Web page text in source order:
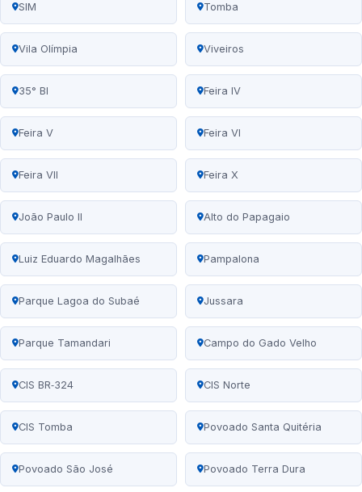
SIM Tomba
Vila Olímpia Viveiros
35° BI Feira IV
Feira V Feira VI
Feira VII Feira X
João Paulo II Alto do Papagaio
Luiz Eduardo Magalhães Pampalona
Parque Lagoa do Subaé Jussara
Parque Tamandari Campo do Gado Velho
CIS BR‑324 CIS Norte
CIS Tomba Povoado Santa Quitéria
Povoado São José Povoado Terra Dura